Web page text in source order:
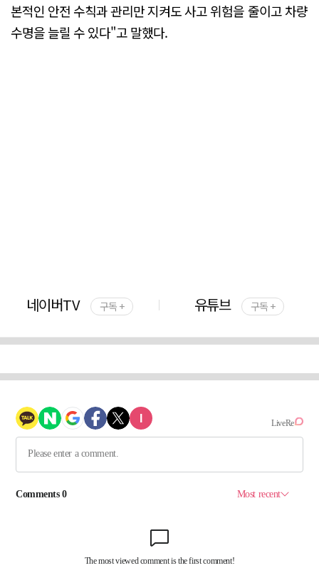
본적인 안전 수칙과 관리만 지켜도 사고 위험을 줄이고 차량
수명을 늘릴 수 있다"고 말했다.
네이버TV 구독 + 유튜브 구독 +